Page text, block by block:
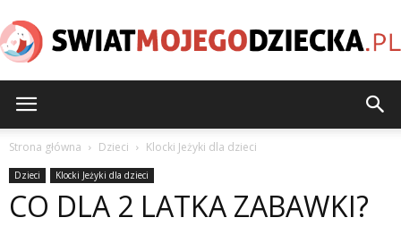
Strona główna Dzieci Klocki Jeżyki dla dzieci
Dzieci Klocki Jeżyki dla dzieci
CO DLA 2 LATKA ZABAWKI?